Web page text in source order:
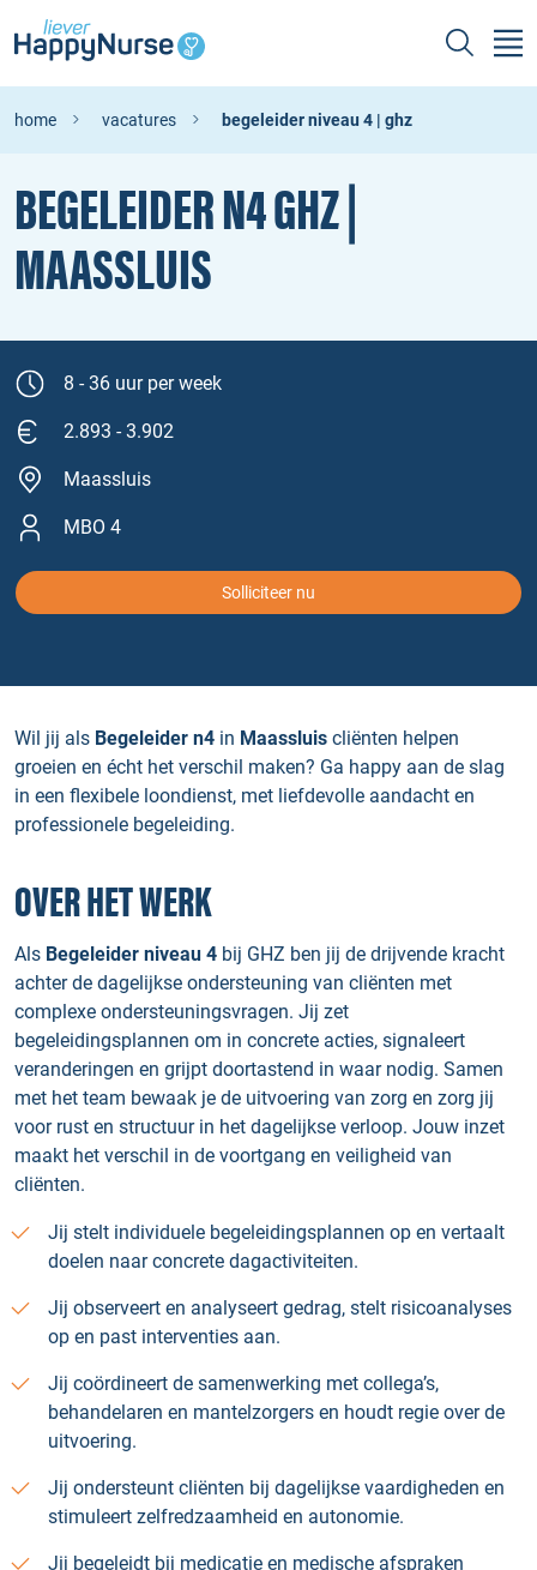
home vacatures begeleider niveau 4 | ghz
BEGELEIDER N4 GHZ |
MAASSLUIS
8 - 36 uur per week
2.893 - 3.902
Maassluis
MBO 4
Solliciteer nu
Wil jij als Begeleider n4 in Maassluis cliënten helpen
groeien en écht het verschil maken? Ga happy aan de slag
in een flexibele loondienst, met liefdevolle aandacht en
professionele begeleiding.
OVER HET WERK
Als Begeleider niveau 4 bij GHZ ben jij de drijvende kracht
achter de dagelijkse ondersteuning van cliënten met
complexe ondersteuningsvragen. Jij zet
begeleidingsplannen om in concrete acties, signaleert
veranderingen en grijpt doortastend in waar nodig. Samen
met het team bewaak je de uitvoering van zorg en zorg jij
voor rust en structuur in het dagelijkse verloop. Jouw inzet
maakt het verschil in de voortgang en veiligheid van
cliënten.
Jij stelt individuele begeleidingsplannen op en vertaalt
doelen naar concrete dagactiviteiten.
Jij observeert en analyseert gedrag, stelt risicoanalyses
op en past interventies aan.
Jij coördineert de samenwerking met collega’s,
behandelaren en mantelzorgers en houdt regie over de
uitvoering.
Jij ondersteunt cliënten bij dagelijkse vaardigheden en
stimuleert zelfredzaamheid en autonomie.
Jij begeleidt bij medicatie en medische afspraken